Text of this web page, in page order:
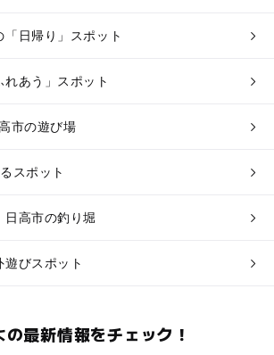
日帰り」スポット
れあう」スポット
市の遊び場
スポット
日高市の釣り堀
遊びスポット
最新情報をチェック！